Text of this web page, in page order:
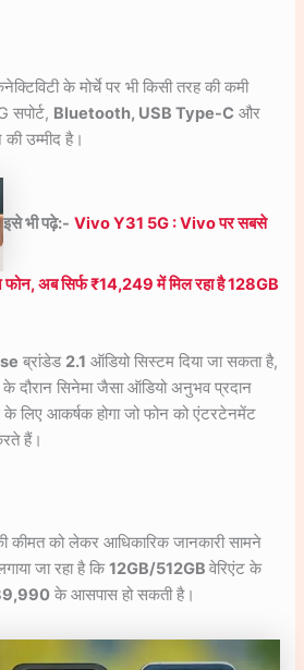
के मोर्चे पर भी किसी तरह की कमी
सपोर्ट, Bluetooth, USB Type-C और
की उम्मीद है।
इसे भी पढ़े:- Vivo Y31 5G : Vivo पर सबसे
अब सिर्फ ₹14,249 में मिल रहा है 128GB
ब्रांडेड 2.1 ऑडियो सिस्टम दिया जा सकता है,
दौरान सिनेमा जैसा ऑडियो अनुभव प्रदान
लिए आकर्षक होगा जो फोन को एंटरटेनमेंट
हैं।
कीमत को लेकर आधिकारिक जानकारी सामने
जा रहा है कि12GB/512GBवेरिएंट के
के आसपास हो सकती है।